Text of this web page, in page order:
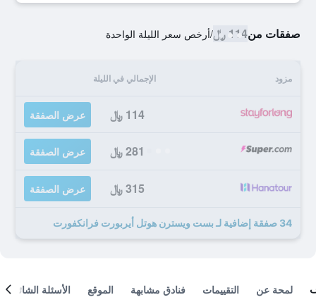
صفقات من114 ﷼ /أرخص سعر الليلة الواحدة
مزود الإجمالي في الليلة
114 ﷼ عرض الصفقة
281 ﷼ عرض الصفقة
315 ﷼ عرض الصفقة
34 صفقة إضافية لـ بست ويسترن هوتل أيربورت فرانكفورت
لمحة عن التقييمات فنادق مشابهة الموقع الأسئلة الشائعة